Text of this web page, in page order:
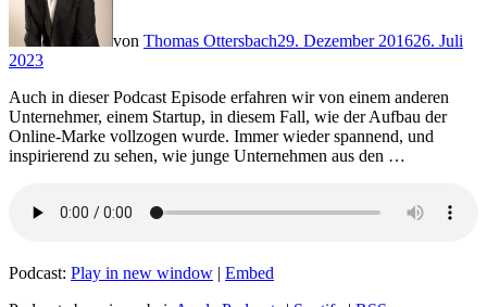
von Thomas Ottersbach29. Dezember 201626. Juli
2023
Auch in dieser Podcast Episode erfahren wir von einem anderen
Unternehmer, einem Startup, in diesem Fall, wie der Aufbau der
Online-Marke vollzogen wurde. Immer wieder spannend, und
inspirierend zu sehen, wie junge Unternehmen aus den …
Podcast: Play in new window | Embed